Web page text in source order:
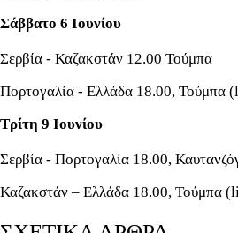
Σάββατο 6 Ιουνίου
Σερβία - Καζακστάν 12.00 Τούμπα
Πορτογαλία - Ελλάδα 18.00, Τούμπα
Τρίτη 9 Ιουνίου
Σερβία - Πορτογαλία 18.00,
Καζακστάν – Ελλάδα 18.00, Τούμπα